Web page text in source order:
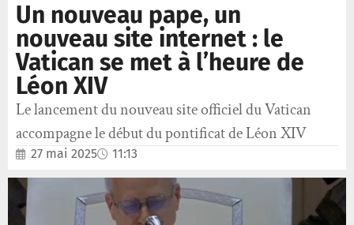
Un nouveau pape, un
nouveau site internet : le
Vatican se met à l’heure de
Léon XIV
Le lancement du nouveau site officiel du Vatican
accompagne le début du pontificat de Léon XIV
27 mai 2025 11:13